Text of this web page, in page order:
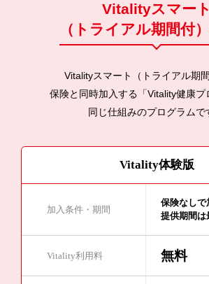
Vitalityスマート
（トライアル期間付
Vitalityスマート（トライアル期間
保険と同時加入する「Vitality健康プ
同じ仕組みのプログラムで
Vitality体験版
加入条件・期間
保険なしで
提供期間は
Vitality利用料 無料